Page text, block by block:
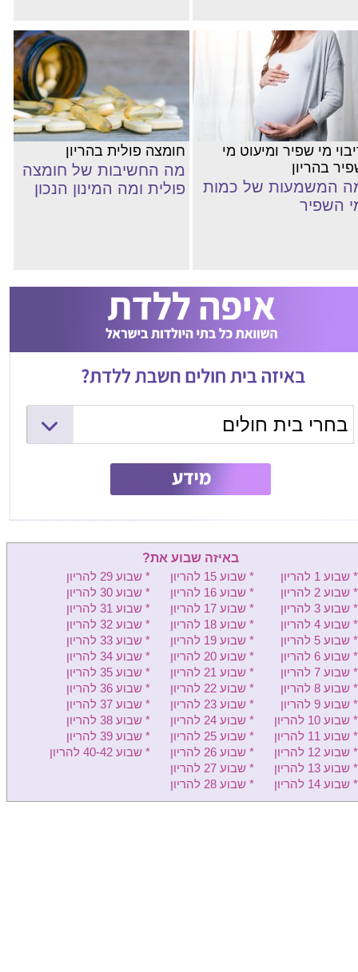
מי שפיר ומיעוט מי
בהריון
המשמעות של כמות
השפיר
חומצה פולית בהריון
מה החשיבות של חומצה
פולית ומה המינון הנכון
בחרי בית חולים
המרכז הרפואי שמיר (אסף הרופא)
ליס (איכילוב) - יולדות
בילינסון - יולדות
העמק - יולדות
שיבא - יולדות
מעייני הישועה - יולדות
קפלן - יולדות
מאיר - יולדות
הלל יפה - יולדות
לניאדו - יולדות
רמב"ם יולדות
באיזה שבוע את?
* שבוע 1 להריון
* שבוע 2 להריון
* שבוע 3 להריון
* שבוע 4 להריון
* שבוע 5 להריון
* שבוע 6 להריון
* שבוע 7 להריון
* שבוע 8 להריון
* שבוע 9 להריון
* שבוע 10 להריון
* שבוע 11 להריון
* שבוע 12 להריון
* שבוע 13 להריון
* שבוע 14 להריון
* שבוע 15 להריון
* שבוע 16 להריון
* שבוע 17 להריון
* שבוע 18 להריון
* שבוע 19 להריון
* שבוע 20 להריון
* שבוע 21 להריון
* שבוע 22 להריון
* שבוע 23 להריון
* שבוע 24 להריון
* שבוע 25 להריון
* שבוע 26 להריון
* שבוע 27 להריון
* שבוע 28 להריון
* שבוע 29 להריון
* שבוע 30 להריון
* שבוע 31 להריון
* שבוע 32 להריון
* שבוע 33 להריון
* שבוע 34 להריון
* שבוע 35 להריון
* שבוע 36 להריון
* שבוע 37 להריון
* שבוע 38 להריון
* שבוע 39 להריון
* שבוע 40-42 להריון